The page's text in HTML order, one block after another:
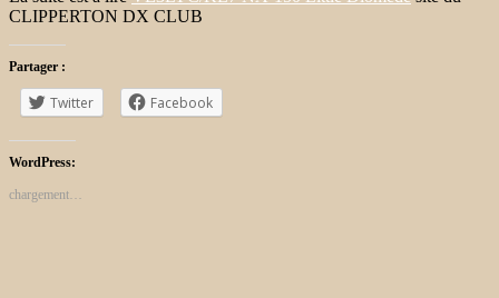
CLIPPERTON DX CLUB
Partager :
Twitter Facebook
WordPress:
chargement…